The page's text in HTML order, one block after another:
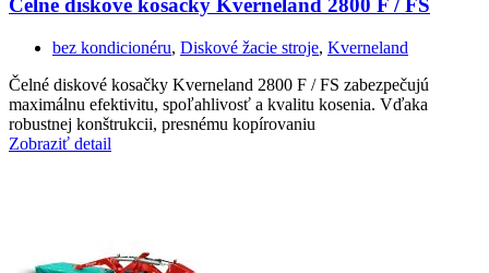
Čelné diskové kosačky Kverneland 2800 F / FS
bez kondicionéru, Diskové žacie stroje, Kverneland
Čelné diskové kosačky Kverneland 2800 F / FS zabezpečujú
maximálnu efektivitu, spoľahlivosť a kvalitu kosenia. Vďaka
robustnej konštrukcii, presnému kopírovaniu
Zobraziť detail